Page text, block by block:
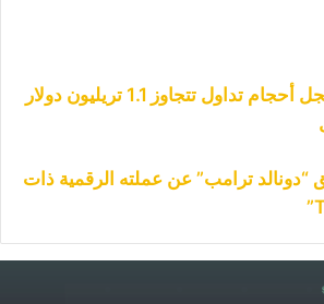
منصة “Deribit” تسجل أحجام تداول تتجاوز 1.1 تريليون دولار
“دونالد ترامب” عن عملته الرقمية ذات